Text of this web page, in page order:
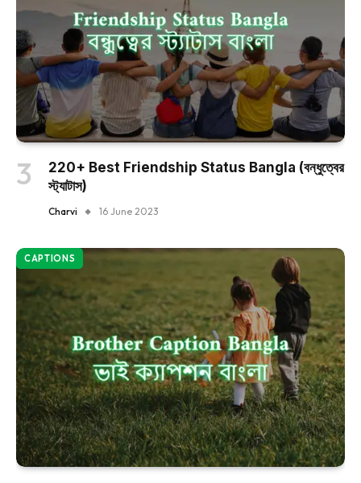
220+ Best Friendship Status Bangla (বন্ধুত্বের
স্ট্যাটাস)
Charvi 16 June 2023
CAPTIONS